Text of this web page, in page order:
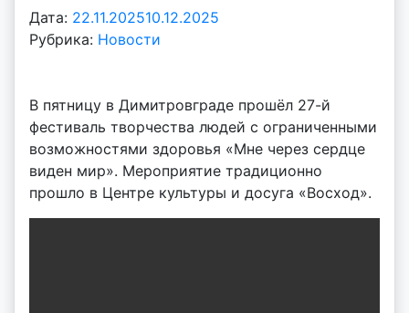
Дата: 22.11.202510.12.2025
р
:
v
o
i
d
Рубрика: Новости
В пятницу в Димитровграде прошёл 27-й
фестиваль творчества людей с ограниченными
возможностями здоровья «Мне через сердце
виден мир». Мероприятие традиционно
прошло в Центре культуры и досуга «Восход».